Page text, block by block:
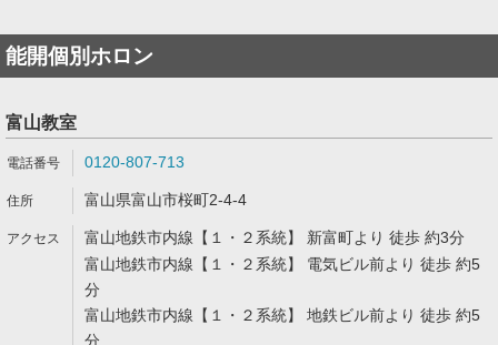
能開個別ホロン
富山教室
0120-807-713
富山県富山市桜町2-4-4
富山地鉄市内線【１・２系統】 新富町より 徒歩 約3分
富山地鉄市内線【１・２系統】 電気ビル前より 徒歩 約5
分
富山地鉄市内線【１・２系統】 地鉄ビル前より 徒歩 約5
分